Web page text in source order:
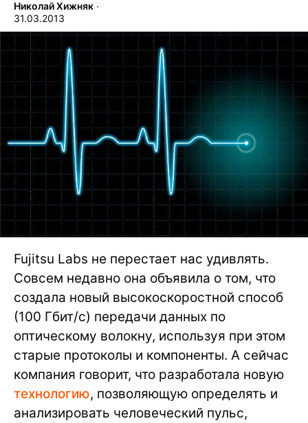
Николай Хижняк ∙
31.03.2013
Fujitsu Labs не перестает нас удивлять.
Совсем недавно она объявила о том, что
создала новый высокоскоростной способ
(100 Гбит/с) передачи данных по
оптическому волокну, используя при этом
старые протоколы и компоненты. А сейчас
компания говорит, что разработала новую
технологию, позволяющую определять и
анализировать человеческий пульс,